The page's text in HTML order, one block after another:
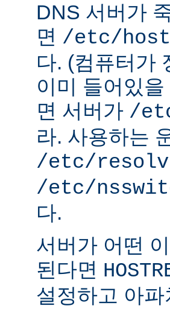
DNS 서버가
면 /etc/
다. (컴퓨터가
이미 들어있
면 서버가 /
라. 사용하는
/etc/
/etc/
다.
서버가 어떤
된다면
설정하고 아